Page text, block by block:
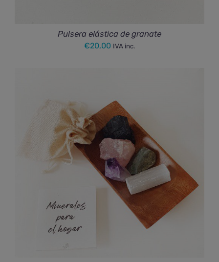
Pulsera elástica de granate
€20,00 IVA inc.